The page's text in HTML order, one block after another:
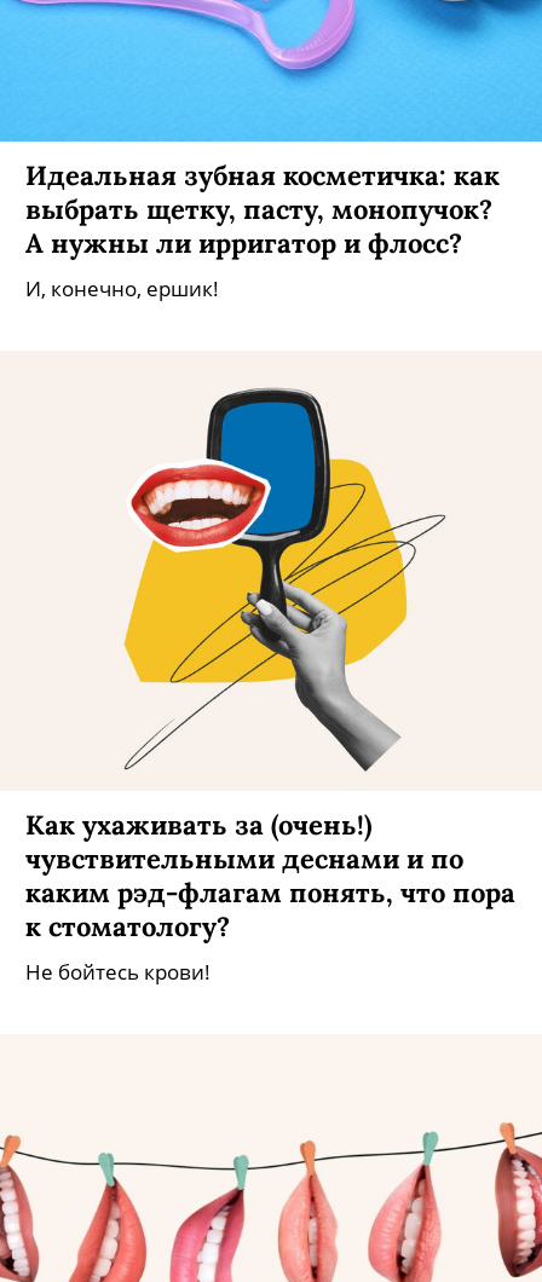
Идеальная зубная косметичка: как
выбрать щетку, пасту, монопучок?
А нужны ли ирригатор и флосс?
И, конечно, ершик!
Как ухаживать за (очень!)
чувствительными деснами и по
каким рэд-флагам понять, что пора
к стоматологу?
Не бойтесь крови!